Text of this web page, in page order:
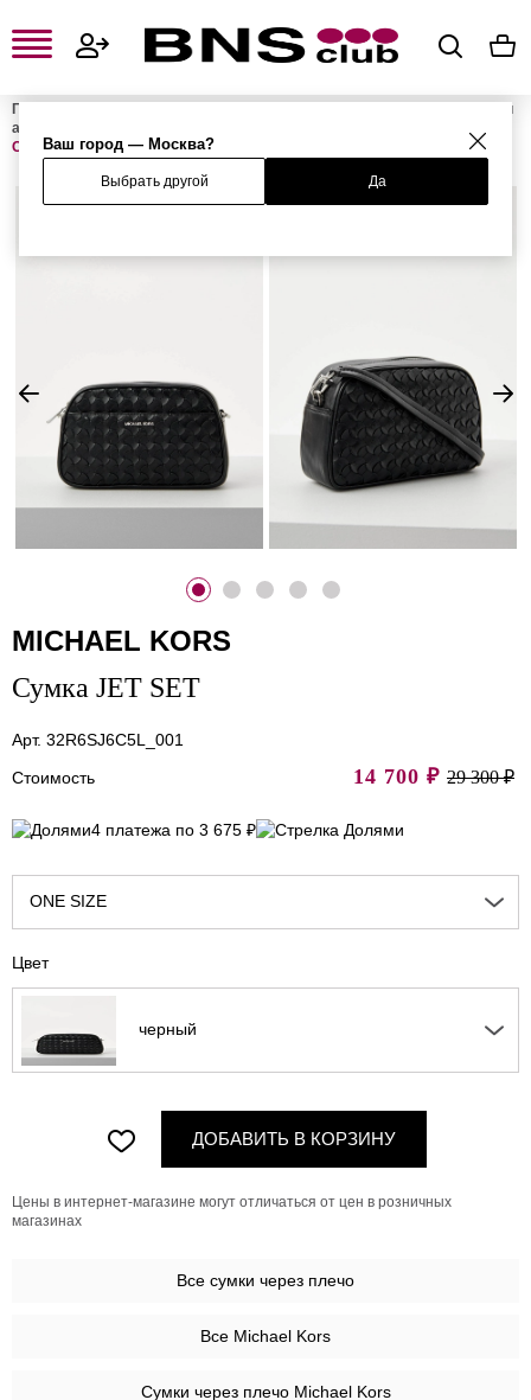
Ваш город — Москва?
Выбрать другой Да
Главная
Женские сумки и
аксессуары
Сумка JET SET
MICHAEL KORS
Сумка JET SET
Арт. 32R6SJ6C5L_001
Стоимость
14 700 ₽ 29 300 ₽
4 платежа по 3 675 ₽
ONE SIZE
Цвет
черный
ДОБАВИТЬ В КОРЗИНУ
Цены в интернет-магазине могут отличаться от цен в розничных
магазинах
Все сумки через плечо
Все Michael Kors
Сумки через плечо Michael Kors